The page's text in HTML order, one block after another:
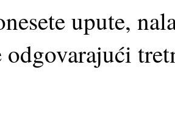
upute,
odgovarajući